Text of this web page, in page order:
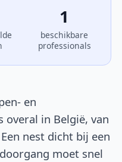
1
beschikbare
professionals
en
overal in België, van
nest dicht bij een
moet snel